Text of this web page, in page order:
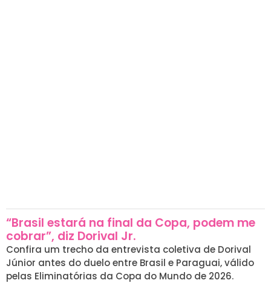
“Brasil estará na final da Copa, podem me
cobrar”, diz Dorival Jr.
Confira um trecho da entrevista coletiva de Dorival
Júnior antes do duelo entre Brasil e Paraguai, válido
pelas Eliminatórias da Copa do Mundo de 2026.